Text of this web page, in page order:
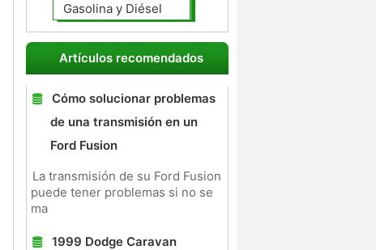
Gasolina y Diésel
Artículos recomendados
Cómo solucionar problemas
de una transmisión en un
Ford Fusion
La transmisión de su Ford Fusion
puede tener problemas si no se
ma
1999 Dodge Caravan